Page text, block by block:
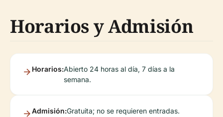
Horarios y Admisión
Horarios:Abierto 24 horas al día, 7 días a la
semana.
Admisión:Gratuita; no se requieren entradas.